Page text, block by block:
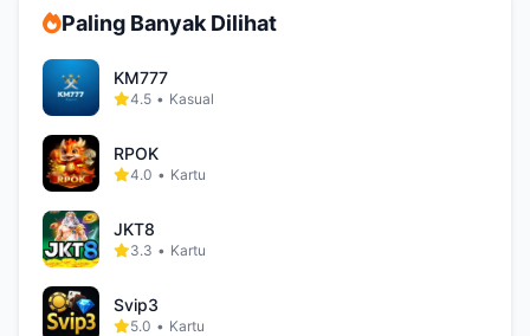
Paling Banyak Dilihat
KM777
4.5 • Kasual
RPOK
4.0 • Kartu
JKT8
3.3 • Kartu
Svip3
5.0 • Kartu